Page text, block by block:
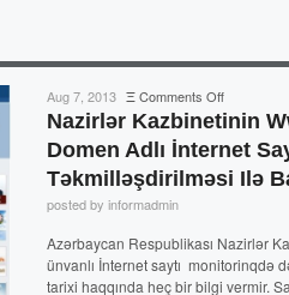
Aug 7, 2013 ΞComments Offon
Nazirlər
domen
saytının
fəaliyyətinin
Nazirlər Kazbinetinin
Domen Adlı İnternet
Təkmilləşdirilməsi Ilə
posted by informadmin
Azərbaycan Respublikası Nazirlər
ünvanlı İnternet saytı monitorinqdə
tarixi haqqında heç bir bilgi vermir.